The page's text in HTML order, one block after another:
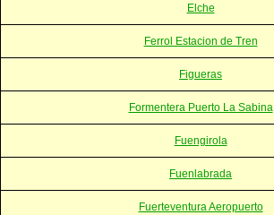
Elche
Ferrol Estacion de Tren
Figueras
Formentera Puerto La Sabina
Fuengirola
Fuenlabrada
Fuerteventura Aeropuerto